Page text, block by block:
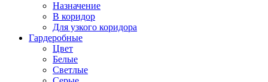
Назначение
В коридор
Для узкого коридора
Гардеробные
Цвет
Белые
Светлые